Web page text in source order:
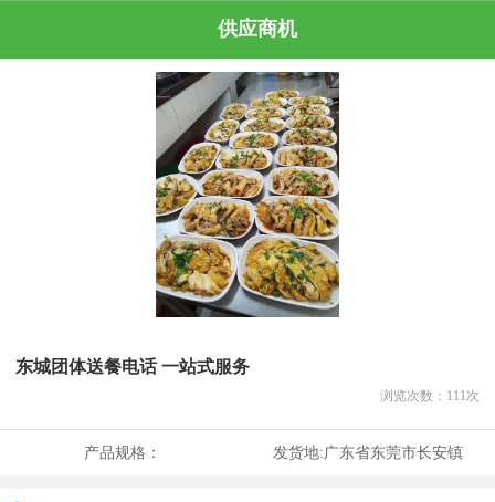
供应商机
东城团体送餐电话 一站式服务
浏览次数： 111 次
产品规格： 发货地:广东省东莞市长安镇